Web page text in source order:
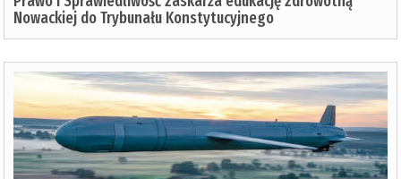
Nowackiej do Trybunału Konstytucyjnego